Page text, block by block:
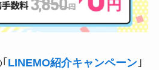
LINEMO紹介キャンペーン｣